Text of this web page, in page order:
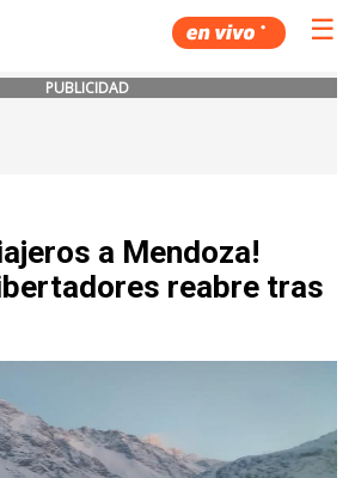
☰
PUBLICIDAD
a Mendoza!
reabre tras